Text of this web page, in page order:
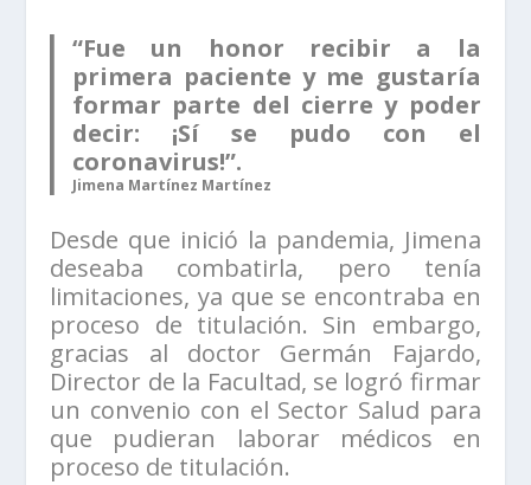
“Fue un honor recibir a la
primera paciente y me gustaría
formar parte del cierre y poder
decir: ¡Sí se pudo con el
coronavirus!”.
Jimena Martínez Martínez
Desde que inició la pandemia, Jimena
deseaba combatirla, pero tenía
limitaciones, ya que se encontraba en
proceso de titulación. Sin embargo,
gracias al doctor Germán Fajardo,
Director de la Facultad, se logró firmar
un convenio con el Sector Salud para
que pudieran laborar médicos en
proceso de titulación.